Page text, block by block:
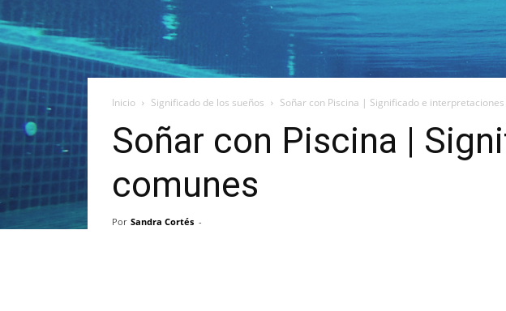
Inicio Significado de los sueños Soñar con Piscina | Significado e
Soñar con Piscina |
comunes
Por Sandra Cortés -